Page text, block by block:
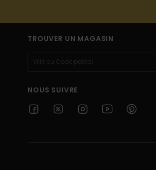
TROUVER UN MAGASIN
NOUS SUIVRE